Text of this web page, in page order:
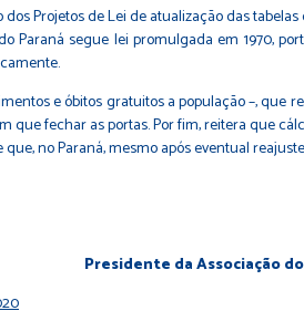
Projetos de Lei de atualização das
Paraná segue lei promulgada em 1970,
e óbitos gratuitos a população –,
fechar as portas. Por fim, reitera que
no Paraná, mesmo após eventual
Presidente da Associação